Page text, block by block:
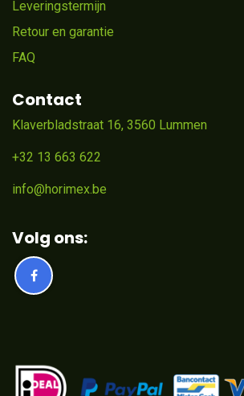
Leveringstermijn
Retour en garantie
FAQ
Contact
Klaverbladstraat 16, 3560 Lummen
+32 13 663 622
info@horimex.be
Volg ons: